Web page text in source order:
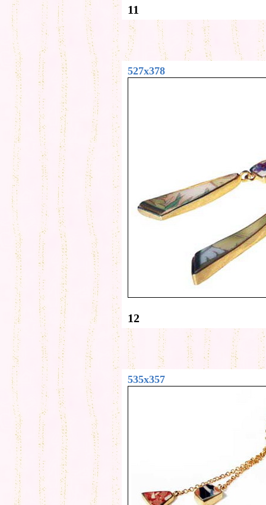
11
527x378
12
535x357